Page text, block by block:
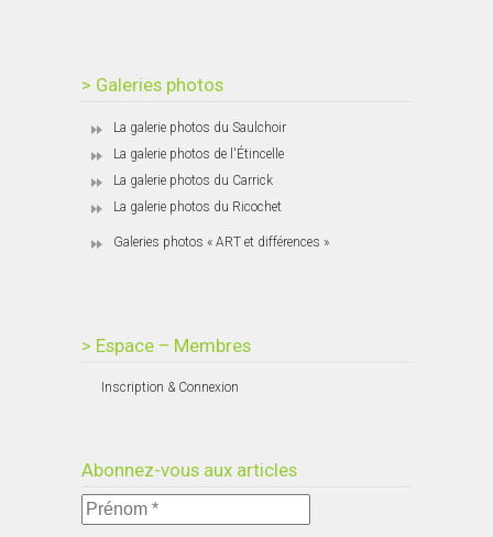
> Galeries photos
La galerie photos du Saulchoir
La galerie photos de l'Étincelle
La galerie photos du Carrick
La galerie photos du Ricochet
Galeries photos « ART et différences »
> Espace – Membres
Inscription & Connexion
Abonnez-vous aux articles